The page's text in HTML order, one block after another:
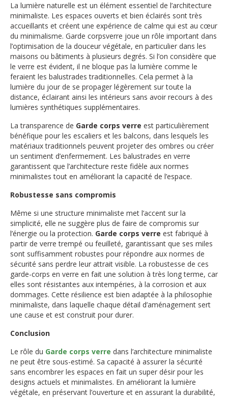
La lumière naturelle est un élément essentiel de l’architecture
minimaliste. Les espaces ouverts et bien éclairés sont très
accueillants et créent une expérience de calme qui est au cœur
du minimalisme. Garde corpsverre joue un rôle important dans
l’optimisation de la douceur végétale, en particulier dans les
maisons ou bâtiments à plusieurs degrés. Si l’on considère que
le verre est évident, il ne bloque pas la lumière comme le
feraient les balustrades traditionnelles. Cela permet à la
lumière du jour de se propager légèrement sur toute la
distance, éclairant ainsi les intérieurs sans avoir recours à des
lumières synthétiques supplémentaires.
La transparence de Garde corps verre est particulièrement
bénéfique pour les escaliers et les balcons, dans lesquels les
matériaux traditionnels peuvent projeter des ombres ou créer
un sentiment d’enfermement. Les balustrades en verre
garantissent que l’architecture reste fidèle aux normes
minimalistes tout en améliorant la capacité de l’espace.
Robustesse sans compromis
Même si une structure minimaliste met l’accent sur la
simplicité, elle ne suggère plus de faire de compromis sur
l’énergie ou la protection. Garde corps verre est fabriqué à
partir de verre trempé ou feuilleté, garantissant que ses miles
sont suffisamment robustes pour répondre aux normes de
sécurité sans perdre leur attrait visible. La robustesse de ces
garde-corps en verre en fait une solution à très long terme, car
elles sont résistantes aux intempéries, à la corrosion et aux
dommages. Cette résilience est bien adaptée à la philosophie
minimaliste, dans laquelle chaque détail d’aménagement sert
une cause et est construit pour durer.
Conclusion
Le rôle du Garde corps verre dans l’architecture minimaliste
ne peut être sous-estimé. Sa capacité à assurer la sécurité
sans encombrer les espaces en fait un super désir pour les
designs actuels et minimalistes. En améliorant la lumière
végétale, en préservant l’ouverture et en assurant la durabilité,